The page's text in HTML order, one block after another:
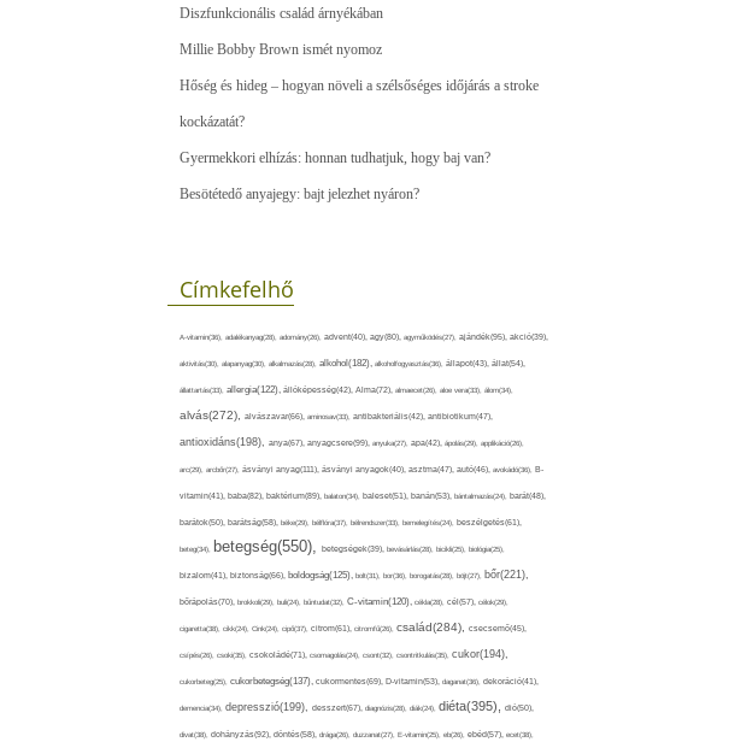
Diszfunkcionális család árnyékában
Millie Bobby Brown ismét nyomoz
Hőség és hideg – hogyan növeli a szélsőséges időjárás a stroke
kockázatát?
Gyermekkori elhízás: honnan tudhatjuk, hogy baj van?
Besötétedő anyajegy: bajt jelezhet nyáron?
Címkefelhő
A-vitamin(36), adalékanyag(28), adomány(26), advent(40), agy(80), agyműködés(27), ajándék(95), akció(39),
aktivitás(30), alapanyag(30), alkalmazás(28), alkohol(182), alkoholfogyasztás(36), állapot(43), állat(54),
állattartás(33), allergia(122), állóképesség(42), Alma(72), almaecet(26), aloe vera(33), álom(34),
alvás(272), alvászavar(66), aminosav(33), antibakteriális(42), antibiotikum(47),
antioxidáns(198), anya(67), anyagcsere(99), anyuka(27), apa(42), ápolás(29), applikáció(26),
arc(29), arcbőr(27), ásványi anyag(111), ásványi anyagok(40), asztma(47), autó(46), avokádó(36), B-
vitamin(41), baba(82), baktérium(89), balaton(34), baleset(51), banán(53), bántalmazás(24), barát(48),
barátok(50), barátság(58), béke(29), bélflóra(37), bélrendszer(33), bemelegítés(24), beszélgetés(61),
beteg(34), betegség(550), betegségek(39), bevásárlás(28), bicikli(25), biológia(25),
bizalom(41), biztonság(66), boldogság(125), bolt(31), bor(36), borogatás(28), böjt(27), bőr(221),
bőrápolás(70), brokkoli(29), buli(24), bűntudat(32), C-vitamin(120), cékla(28), cél(57), célok(29),
cigaretta(38), cikk(24), Cink(24), cipő(37), citrom(61), citromfű(26), család(284), csecsemő(45),
csípés(26), csoki(35), csokoládé(71), csomagolás(24), csont(32), csontritkulás(35), cukor(194),
cukorbeteg(25), cukorbetegség(137), cukormentes(69), D-vitamin(53), daganat(36), dekoráció(41),
demencia(34), depresszió(199), desszert(67), diagnózis(28), diák(24), diéta(395), dió(50),
divat(38), dohányzás(92), döntés(58), drága(26), duzzanat(27), E-vitamin(25), eb(26), ebéd(57), ecet(38),